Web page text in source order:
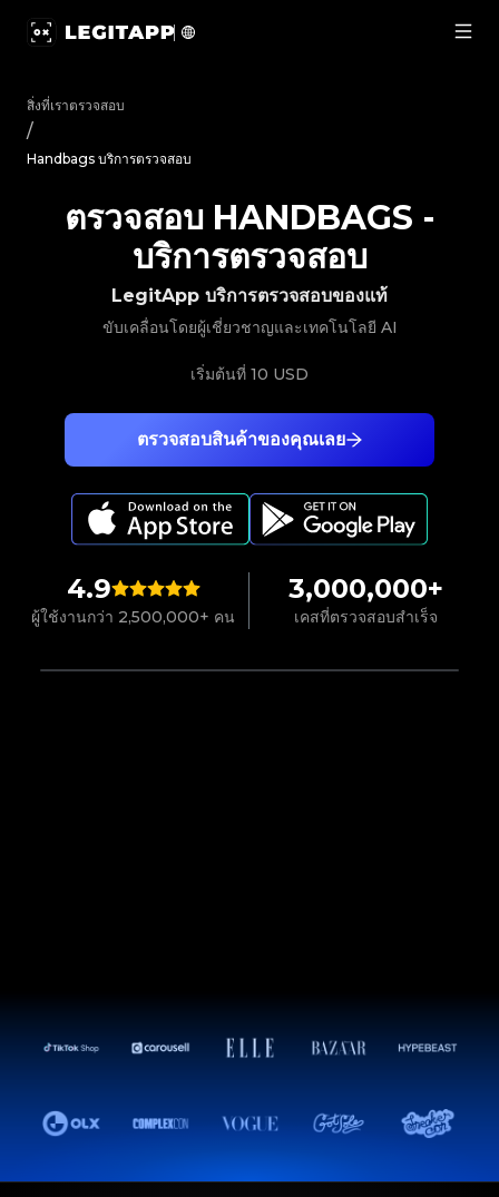
สิ่งที่เราตรวจสอบ
/
Handbags บริการตรวจสอบ
4.9
ผู้ใช้งานกว่า 2,500,000+ คน
3,000,000+
เคสที่ตรวจสอบสำเร็จ
ตรวจสอบสินค้าของคุณเลย
LegitApp บริการตรวจสอบของแท้
ขับเคลื่อนโดยผู้เชี่ยวชาญและเทคโนโลยี AI
เริ่มต้นที่ 10 USD
ตรวจสอบ HANDBAGS -
บริการตรวจสอบ